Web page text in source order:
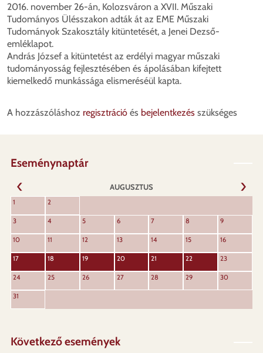
2016. november 26-án, Kolozsváron a XVII. Műszaki
Tudományos Ülésszakon adták át az EME Műszaki
Tudományok Szakosztály kitüntetését, a Jenei Dezső-
emléklapot.
András József a kitüntetést az erdélyi magyar műszaki
tudományosság fejlesztésében és ápolásában kifejtett
kiemelkedő munkássága elismeréséül kapta.
A hozzászóláshoz regisztráció és bejelentkezés szükséges
Eseménynaptár
ELŐZŐ
AUGUSZTUS
1 2
3 4 5 6 7 8 9
10 11 12 13 14 15 16
17 18 19 20 21 22 23
24 25 26 27 28 29 30
31
Következő események